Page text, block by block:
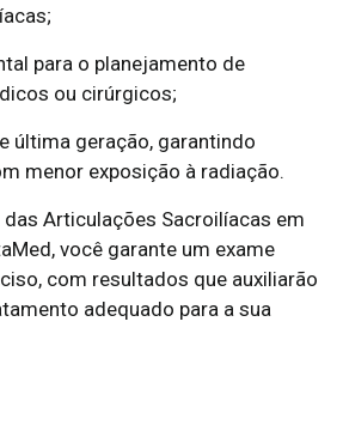
para o planejamento de
ou cirúrgicos;
última geração, garantindo
menor exposição à radiação.
Articulações Sacroilíacas em
você garante um exame
com resultados que auxiliarão
adequado para a sua